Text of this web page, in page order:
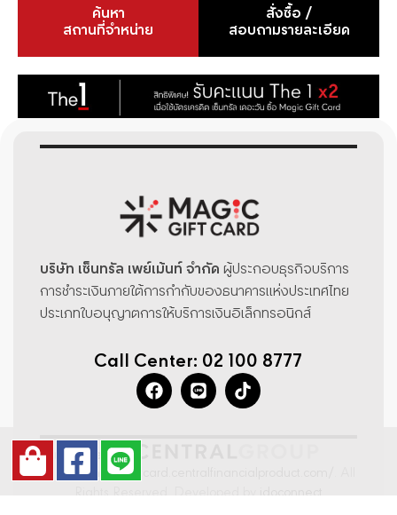
ค้นหา
สถานที่จำหน่าย
สั่งซื้อ /
สอบถามรายละเอียด
บริษัท เซ็นทรัล เพย์เม้นท์ จำกัด ผู้ประกอบธุรกิจบริการ
การชำระเงินภายใต้การกำกับของธนาคารแห่งประเทศไทย
ประเภทใบอนุญาตการให้บริการเงินอิเล็กทรอนิกส์
Call Center: 02 100 8777
© 2022magicgiftcard.centralfinancialproduct.com/
Rights Reserved. Developed by idoconnect